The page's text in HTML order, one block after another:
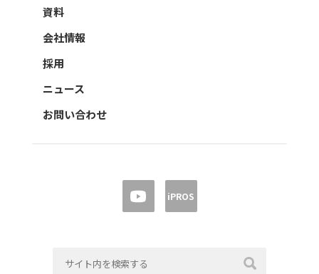
資料
会社情報
採用
ニュース
お問い合わせ
iPROS